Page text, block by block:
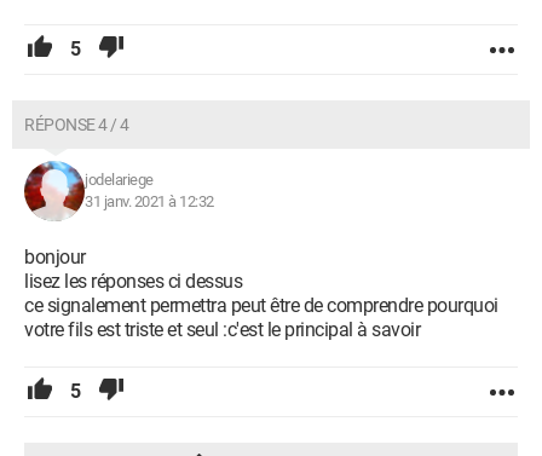
5
RÉPONSE 4 / 4
jodelariege
31 janv. 2021 à 12:32
bonjour
lisez les réponses ci dessus
ce signalement permettra peut être de comprendre pourquoi
votre fils est triste et seul :c'est le principal à savoir
5